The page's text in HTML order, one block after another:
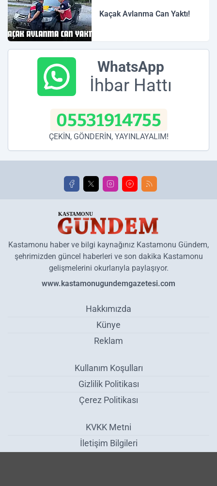
Kaçak Avlanma Can Yaktı!
WhatsApp
İhbar Hattı
05531914755
ÇEKİN, GÖNDERİN, YAYINLAYALIM!
Kastamonu haber ve bilgi kaynağınız Kastamonu Gündem,
şehrimizden güncel haberleri ve son dakika Kastamonu
gelişmelerini okurlarıyla paylaşıyor.
www.kastamonugundemgazetesi.com
Hakkımızda
Künye
Reklam
Kullanım Koşulları
Gizlilik Politikası
Çerez Politikası
KVKK Metni
İletişim Bilgileri